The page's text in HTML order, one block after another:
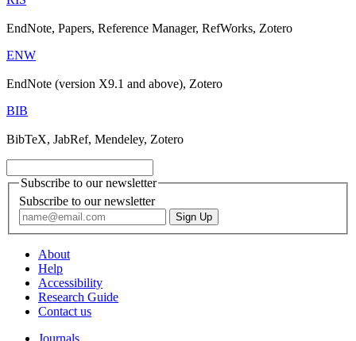
EndNote, Papers, Reference Manager, RefWorks, Zotero
ENW
EndNote (version X9.1 and above), Zotero
BIB
BibTeX, JabRef, Mendeley, Zotero
Subscribe to our newsletter
Subscribe to our newsletter
About
Help
Accessibility
Research Guide
Contact us